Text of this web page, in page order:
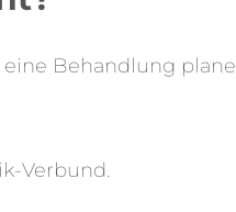
Behandlung
Verbund.